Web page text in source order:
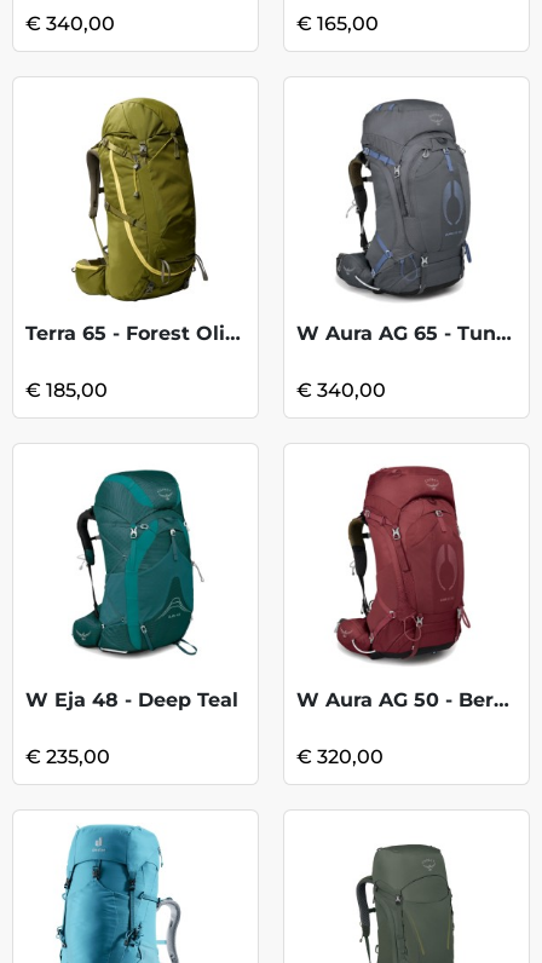
€ 340,00 € 165,00
Terra 65 - Forest Olive-New Taupe Green
€ 185,00
W Aura AG 65 - Tungsten Grey
€ 340,00
W Eja 48 - Deep Teal
€ 235,00
W Aura AG 50 - Berry Sorbet Red
€ 320,00